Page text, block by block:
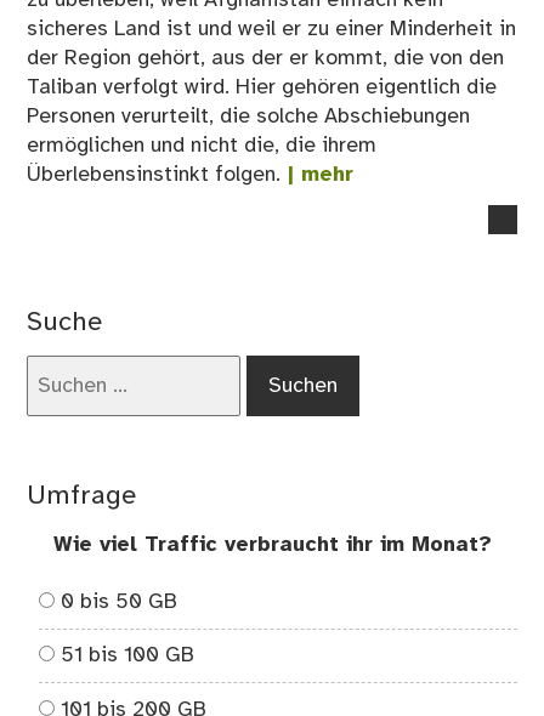
sicheres Land ist und weil er zu einer Minderheit in
der Region gehört, aus der er kommt, die von den
Taliban verfolgt wird. Hier gehören eigentlich die
Personen verurteilt, die solche Abschiebungen
ermöglichen und nicht die, die ihrem
Überlebensinstinkt folgen. | mehr
Suche
Umfrage
Wie viel Traffic verbraucht ihr im Monat?
0 bis 50 GB
51 bis 100 GB
101 bis 200 GB